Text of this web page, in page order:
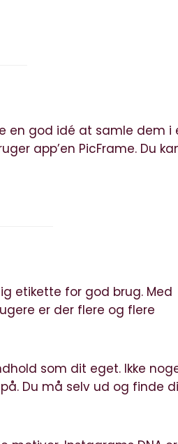
en god idé at samle dem i
app’en PicFrame. Du
etikette for god brug. Med
er der flere og flere
som dit eget. Ikke
Du må selv ud og finde